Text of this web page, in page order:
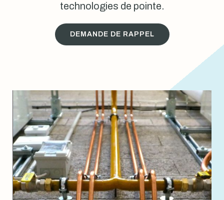
technologies de pointe.
DEMANDE DE RAPPEL